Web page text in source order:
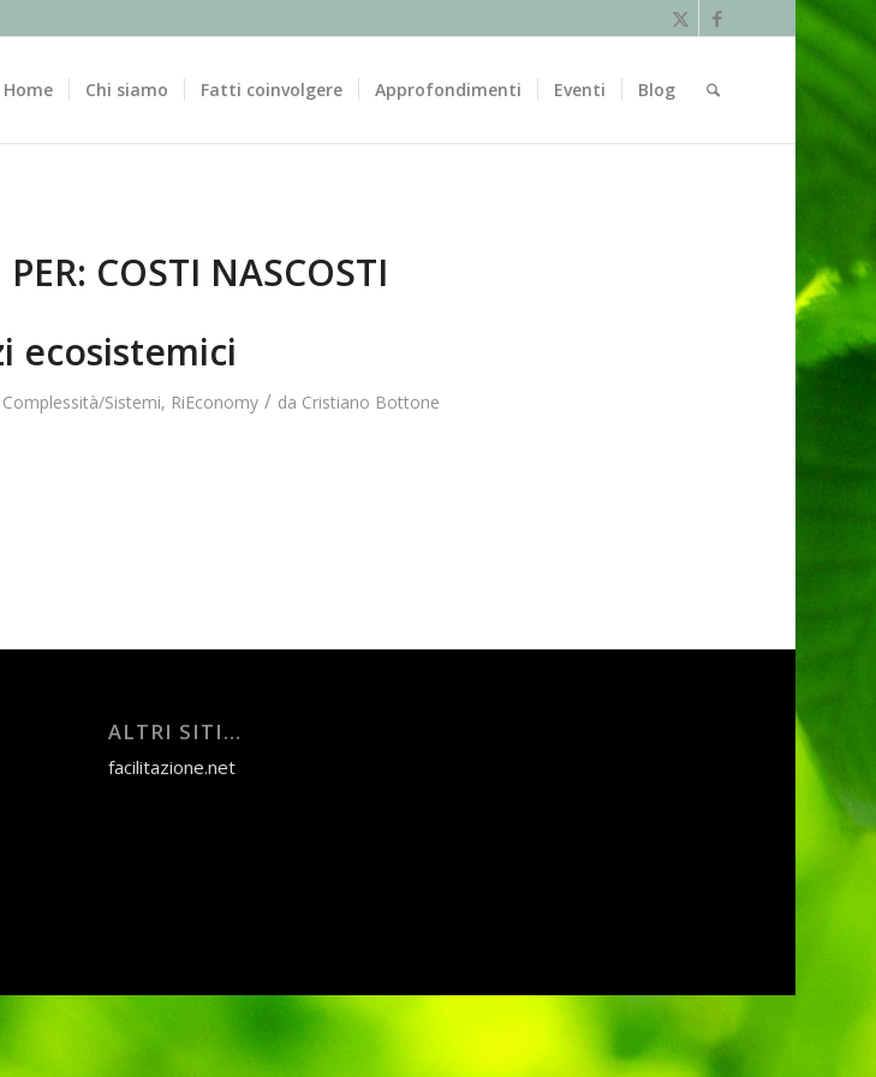
Home Chi siamo Fatti coinvolgere Approfondimenti Eventi Blog
COSTI NASCOSTI
ecosistemici
Complessità/Sistemi, RiEconomy / da Cristiano Bottone
ALTRI SITI…
facilitazione.net